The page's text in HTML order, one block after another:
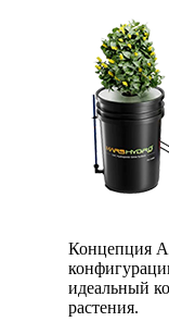
Концепция
идеальный
растения.